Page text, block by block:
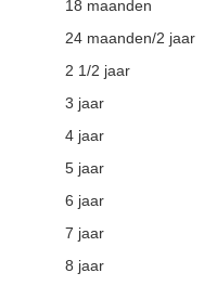
18 maanden
24 maanden/2 jaar
2 1/2 jaar
3 jaar
4 jaar
5 jaar
6 jaar
7 jaar
8 jaar